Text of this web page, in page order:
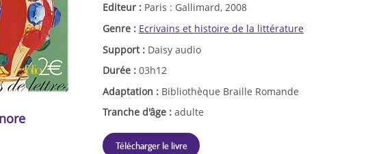
Editeur : Paris : Gallimard, 2008
Genre : Ecrivains et histoire de la littérature
Support : Daisy audio
Durée : 03h12
Adaptation : Bibliothèque Braille Romande
Tranche d'âge : adulte
Télécharger le livre